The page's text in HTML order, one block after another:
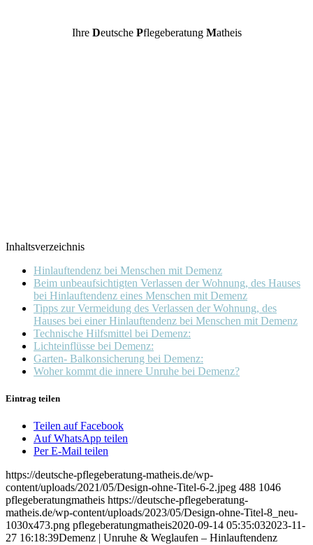
Ihre Deutsche Pflegeberatung Matheis
Inhaltsverzeichnis
Hinlauftendenz bei Menschen mit Demenz
Beim unbeaufsichtigten Verlassen der Wohnung, des Hauses
bei Hinlauftendenz eines Menschen mit Demenz
Tipps zur Vermeidung des Verlassen der Wohnung, des
Hauses bei einer Hinlauftendenz bei Menschen mit Demenz
Technische Hilfsmittel bei Demenz:
Lichteinflüsse bei Demenz:
Garten- Balkonsicherung bei Demenz:
Woher kommt die innere Unruhe bei Demenz?
Eintrag teilen
Teilen auf Facebook
Auf WhatsApp teilen
Per E-Mail teilen
https://deutsche-pflegeberatung-matheis.de/wp-
content/uploads/2021/05/Design-ohne-Titel-6-2.jpeg 488 1046
pflegeberatungmatheis https://deutsche-pflegeberatung-
matheis.de/wp-content/uploads/2023/05/Design-ohne-Titel-8_neu-
1030x473.png pflegeberatungmatheis2020-09-14 05:35:032023-11-
27 16:18:39Demenz | Unruhe & Weglaufen – Hinlauftendenz